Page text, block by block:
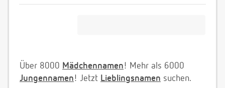
Über 8000 Mädchennamen! Mehr als 6000
Jungennamen! Jetzt Lieblingsnamen suchen.